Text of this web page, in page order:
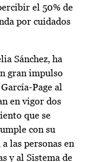
el 50% de
por cuidados
Sánchez, ha
gran impulso
Page al
en vigor dos
que se
con su
las personas en
y al Sistema de